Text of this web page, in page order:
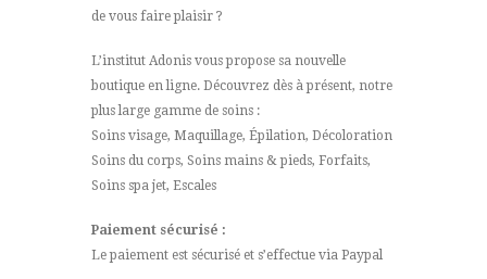
de vous faire plaisir ?
L’institut Adonis vous propose sa nouvelle
boutique en ligne. Découvrez dès à présent, notre
plus large gamme de soins :
Soins visage, Maquillage, Épilation, Décoloration
Soins du corps, Soins mains & pieds, Forfaits,
Soins spa jet, Escales
Paiement sécurisé :
Le paiement est sécurisé et s’effectue via Paypal